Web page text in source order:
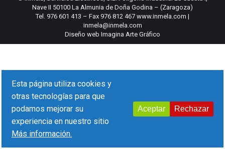
Nave II 50100 La Almunia de Doña Godina – (Zaragoza)
Tel. 976 601 413 – Fax 976 812 467 www.inmela.com |
inmela@inmela.com
Diseño web Imagina Arte Gráfico
Esta página utiliza cookies y
otras tecnologías para que
podamos mejorar su
experiencia en nuestro sitio
Más información.
Aceptar Rechazar